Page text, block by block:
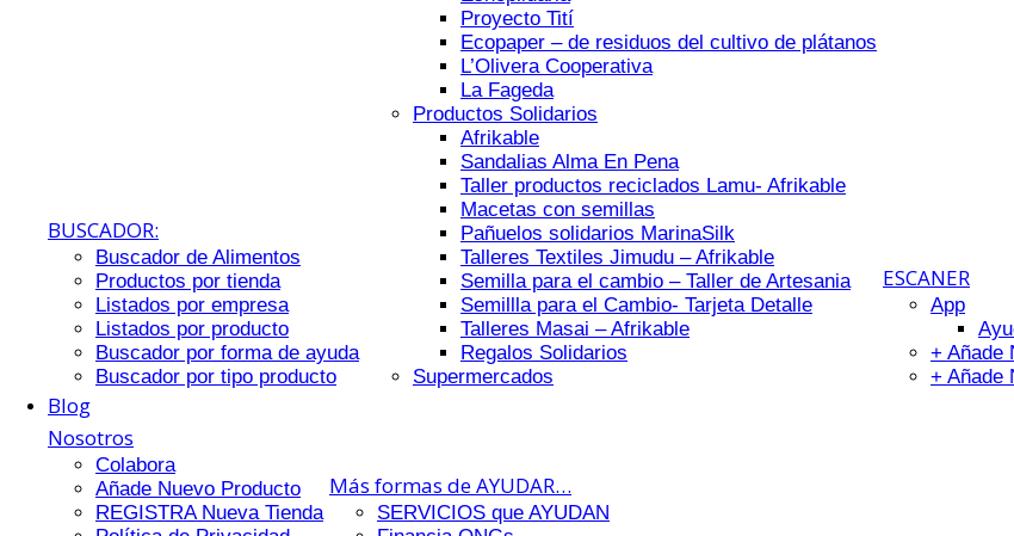
BUSCADOR:
Buscador de Alimentos
Productos por tienda
Listados por empresa
Listados por producto
Buscador por forma de ayuda
Buscador por tipo producto
Proyecto Tití
Ecopaper – de residuos del cultivo de plátanos
L’Olivera Cooperativa
La Fageda
Productos Solidarios
Afrikable
Sandalias Alma En Pena
Taller productos reciclados Lamu- Afrikable
Macetas con semillas
Pañuelos solidarios MarinaSilk
Talleres Textiles Jimudu – Afrikable
Semilla para el cambio – Taller de Artesania
Semillla para el Cambio- Tarjeta Detalle
Talleres Masai – Afrikable
Regalos Solidarios
Supermercados
ESCANER
App
+ Añade
+ Añade
Blog
Nosotros
Colabora
Añade Nuevo Producto
REGISTRA Nueva Tienda
Más formas de AYUDAR…
SERVICIOS que AYUDAN